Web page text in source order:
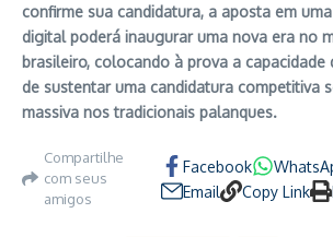
confirme sua candidatura, a aposta em
digital poderá inaugurar uma nova era no
brasileiro, colocando à prova a capacidade
de sustentar uma candidatura competitiva
massiva nos tradicionais palanques.
Compartilhe
com seus
amigos
Facebook
Email
Copy Link